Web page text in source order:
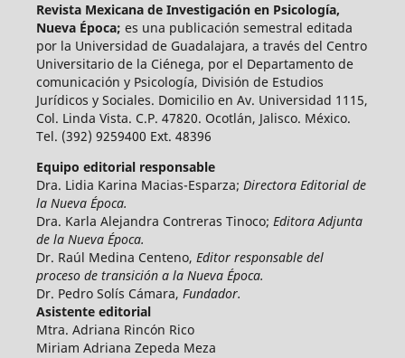
Revista Mexicana de Investigación en Psicología,
Nueva Época; es una publicación semestral editada
por la Universidad de Guadalajara, a través del Centro
Universitario de la Ciénega, por el Departamento de
comunicación y Psicología, División de Estudios
Jurídicos y Sociales. Domicilio en Av. Universidad 1115,
Col. Linda Vista. C.P. 47820. Ocotlán, Jalisco. México.
Tel. (392) 9259400 Ext. 48396
Equipo editorial responsable
Dra. Lidia Karina Macias-Esparza; Directora Editorial de
la Nueva Época.
Dra. Karla Alejandra Contreras Tinoco; Editora Adjunta
de la Nueva Época.
Dr. Raúl Medina Centeno, Editor responsable del
proceso de transición a la Nueva Época.
Dr. Pedro Solís Cámara, Fundador.
Asistente editorial
Mtra. Adriana Rincón Rico
Miriam Adriana Zepeda Meza